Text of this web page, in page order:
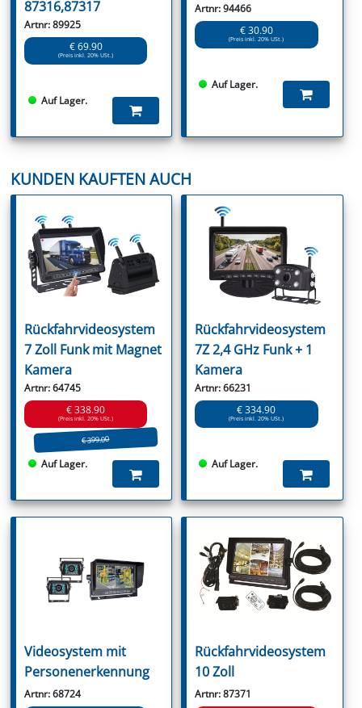
87316,87317
Artnr: 89925
€ 69.90
(Preis inkl. 20% USt.)
Auf Lager.
Artnr: 94466
€ 30.90
(Preis inkl. 20% USt.)
Auf Lager.
KUNDEN KAUFTEN AUCH
Rückfahrvideosystem
7 Zoll Funk mit Magnet
Kamera
Artnr: 64745
€ 338.90
(Preis inkl. 20% USt.)
€ 399.00
Auf Lager.
Rückfahrvideosystem
7Z 2,4 GHz Funk + 1
Kamera
Artnr: 66231
€ 334.90
(Preis inkl. 20% USt.)
Auf Lager.
Videosystem mit
Personenerkennung
Artnr: 68724
Rückfahrvideosystem
10 Zoll
Artnr: 87371